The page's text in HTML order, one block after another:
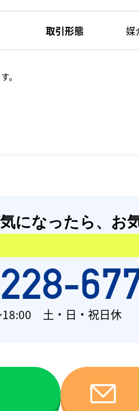
取引形態 媒
。
になったら、 お
18:00 土・日・祝日休